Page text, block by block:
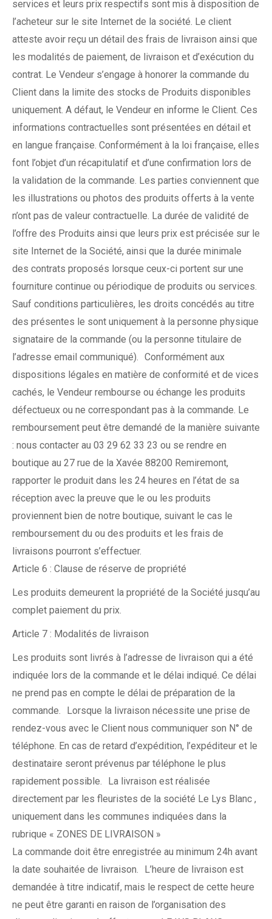
services et leurs prix respectifs sont mis à disposition de
l’acheteur sur le site Internet de la société. Le client
atteste avoir reçu un détail des frais de livraison ainsi que
les modalités de paiement, de livraison et d’exécution du
contrat. Le Vendeur s’engage à honorer la commande du
Client dans la limite des stocks de Produits disponibles
uniquement. A défaut, le Vendeur en informe le Client. Ces
informations contractuelles sont présentées en détail et
en langue française. Conformément à la loi française, elles
font l’objet d’un récapitulatif et d’une confirmation lors de
la validation de la commande. Les parties conviennent que
les illustrations ou photos des produits offerts à la vente
n’ont pas de valeur contractuelle. La durée de validité de
l’offre des Produits ainsi que leurs prix est précisée sur le
site Internet de la Société, ainsi que la durée minimale
des contrats proposés lorsque ceux-ci portent sur une
fourniture continue ou périodique de produits ou services.
Sauf conditions particulières, les droits concédés au titre
des présentes le sont uniquement à la personne physique
signataire de la commande (ou la personne titulaire de
l’adresse email communiqué). Conformément aux
dispositions légales en matière de conformité et de vices
cachés, le Vendeur rembourse ou échange les produits
défectueux ou ne correspondant pas à la commande. Le
remboursement peut être demandé de la manière suivante
: nous contacter au 03 29 62 33 23 ou se rendre en
boutique au 27 rue de la Xavée 88200 Remiremont,
rapporter le produit dans les 24 heures en l’état de sa
réception avec la preuve que le ou les produits
proviennent bien de notre boutique, suivant le cas le
remboursement du ou des produits et les frais de
livraisons pourront s’effectuer.
Article 6 : Clause de réserve de propriété
Les produits demeurent la propriété de la Société jusqu’au
complet paiement du prix.
Article 7 : Modalités de livraison
Les produits sont livrés à l’adresse de livraison qui a été
indiquée lors de la commande et le délai indiqué. Ce délai
ne prend pas en compte le délai de préparation de la
commande. Lorsque la livraison nécessite une prise de
rendez-vous avec le Client nous communiquer son N° de
téléphone. En cas de retard d’expédition, l’expéditeur et le
destinataire seront prévenus par téléphone le plus
rapidement possible. La livraison est réalisée
directement par les fleuristes de la société Le Lys Blanc ,
uniquement dans les communes indiquées dans la
rubrique « ZONES DE LIVRAISON »
La commande doit être enregistrée au minimum 24h avant
la date souhaitée de livraison. L’heure de livraison est
demandée à titre indicatif, mais le respect de cette heure
ne peut être garanti en raison de l’organisation des